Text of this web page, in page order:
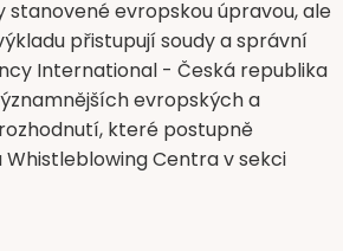
stanovené evropskou úpravou, ale
přistupují soudy a správní
International - Česká republika
evropských a
které postupně
Whistleblowing Centra v sekci